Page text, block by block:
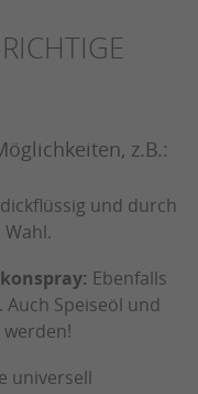
z.B.:
und durch
Ebenfalls
Speiseöl und
universell